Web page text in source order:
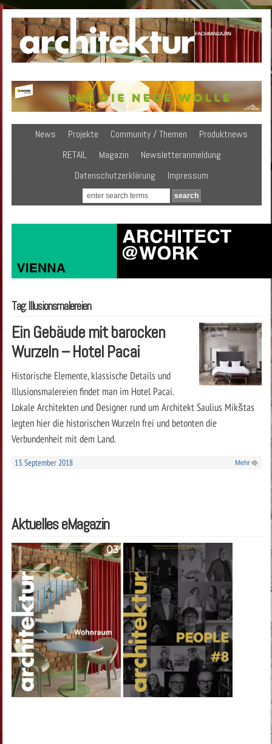
News Projekte Community / Themen
Produktnews
RETAIL
Magazin
Newsletteranmeldung
Datenschutzerklärung
Impressum
Tag: Illusionsmalereien
Ein Gebäude mit barocken
Wurzeln – Hotel Pacai
Historische Elemente, klassische Details und
Illusionsmalereien findet man im Hotel Pacai.
Lokale Architekten und Designer rund um Architekt Saulius Mikštas
legten hier die historischen Wurzeln frei und betonten die
Verbundenheit mit dem Land.
13. September 2018 Mehr
Aktuelles eMagazin